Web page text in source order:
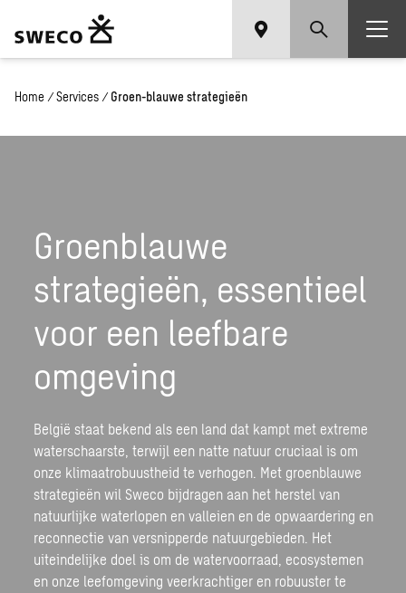
Home / Services / Groen-blauwe strategieën
Groenblauwe
strategieën, essentieel
voor een leefbare
omgeving
België staat bekend als een land dat kampt met extreme
waterschaarste, terwijl een natte natuur cruciaal is om
onze klimaatrobuustheid te verhogen. Met groenblauwe
strategieën wil Sweco bijdragen aan het herstel van
natuurlijke waterlopen en valleien en de opwaardering en
reconnectie van versnipperde natuurgebieden. Het
uiteindelijke doel is om de watervoorraad, ecosystemen
en onze leefomgeving veerkrachtiger en robuuster te